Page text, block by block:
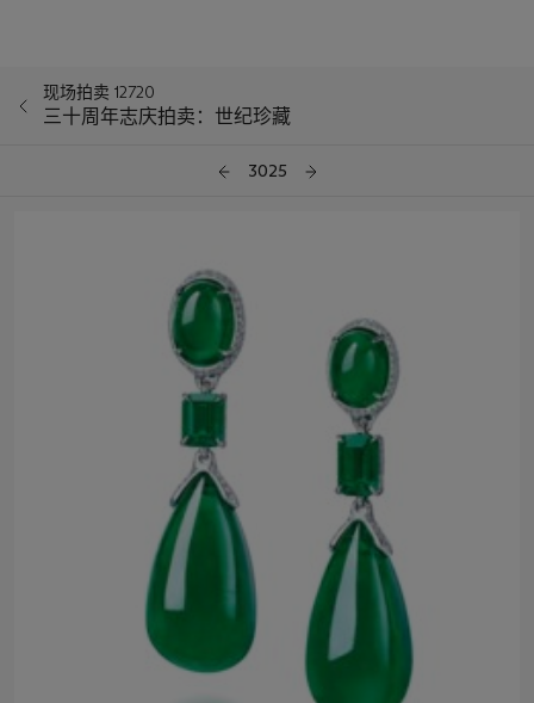
现场拍卖 12720
三十周年志庆拍卖：世纪珍藏
3025